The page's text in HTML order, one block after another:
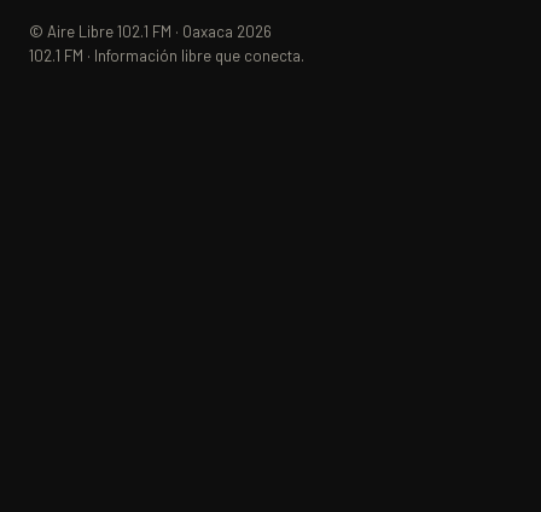
© Aire Libre 102.1 FM · Oaxaca 2026
102.1 FM · Información libre que conecta.